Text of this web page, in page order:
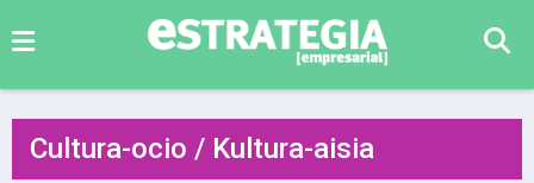
Cultura-ocio / Kultura-aisia